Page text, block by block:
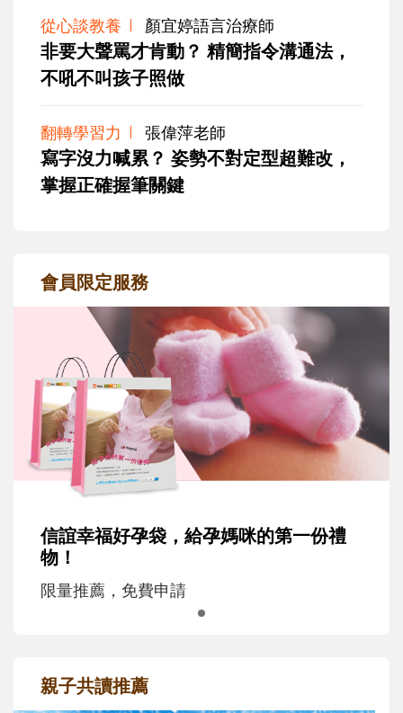
從心談教養 顏宜婷語言治療師
非要大聲罵才肯動？ 精簡指令溝通法，
不吼不叫孩子照做
翻轉學習力 張偉萍老師
寫字沒力喊累？ 姿勢不對定型超難改，
掌握正確握筆關鍵
會員限定服務
信誼幸福好孕袋，給孕媽咪的第一份禮
物！
限量推薦，免費申請
親子共讀推薦